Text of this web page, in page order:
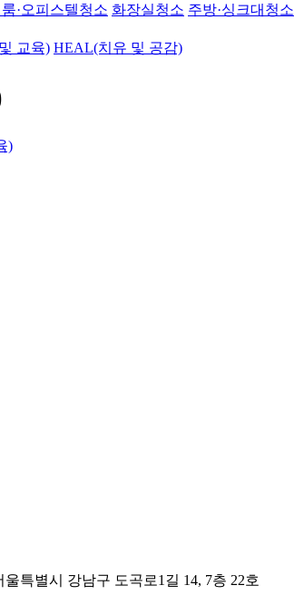
·오피스텔청소 화장실청소 주방·싱크대청소
교육) HEAL(치유 및 공감)
)
울특별시 강남구 도곡로1길 14, 7층 22호